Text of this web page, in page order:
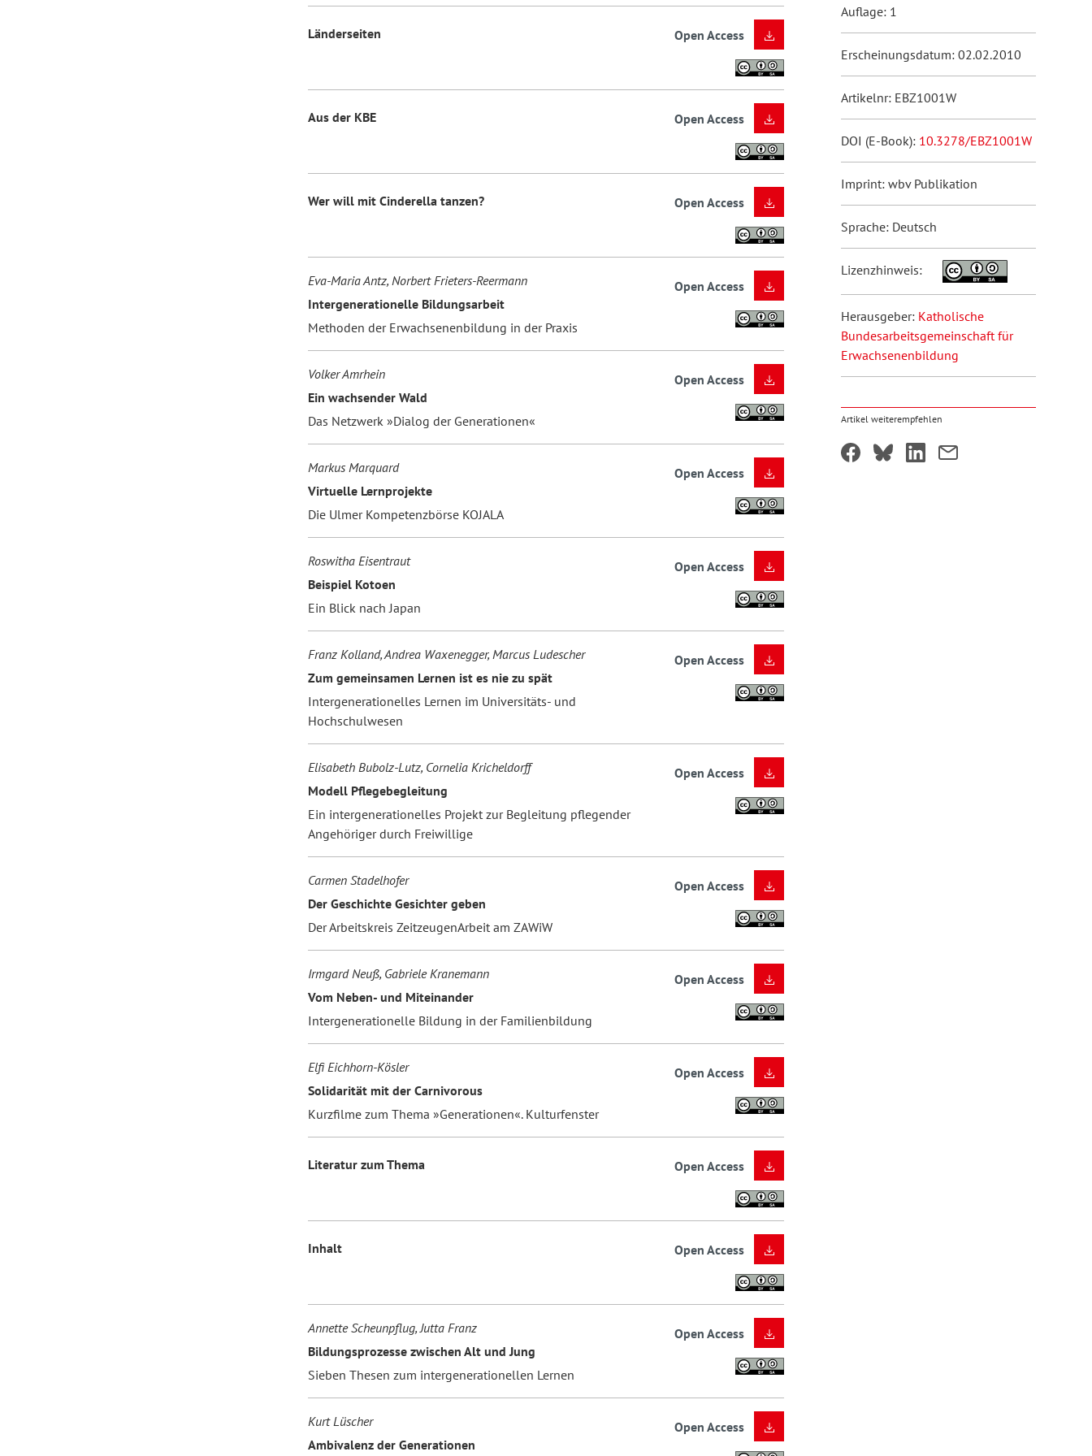
Länderseiten Open Access
Aus der KBE Open Access
Wer will mit Cinderella tanzen? Open Access
Eva-Maria Antz, Norbert Frieters-Reermann
Intergenerationelle Bildungsarbeit
Methoden der Erwachsenenbildung in der Praxis
Open Access
Volker Amrhein
Ein wachsender Wald
Das Netzwerk »Dialog der Generationen«
Open Access
Markus Marquard
Virtuelle Lernprojekte
Die Ulmer Kompetenzbörse KOJALA
Open Access
Roswitha Eisentraut
Beispiel Kotoen
Ein Blick nach Japan
Open Access
Franz Kolland, Andrea Waxenegger, Marcus Ludescher
Zum gemeinsamen Lernen ist es nie zu spät
Intergenerationelles Lernen im Universitäts- und
Hochschulwesen
Open Access
Elisabeth Bubolz-Lutz, Cornelia Kricheldorff
Modell Pflegebegleitung
Ein intergenerationelles Projekt zur Begleitung pflegender
Angehöriger durch Freiwillige
Open Access
Carmen Stadelhofer
Der Geschichte Gesichter geben
Der Arbeitskreis ZeitzeugenArbeit am ZAWiW
Open Access
Irmgard Neuß, Gabriele Kranemann
Vom Neben- und Miteinander
Intergenerationelle Bildung in der Familienbildung
Open Access
Elfi Eichhorn-Kösler
Solidarität mit der Carnivorous
Kurzfilme zum Thema »Generationen«. Kulturfenster
Open Access
Literatur zum Thema Open Access
Inhalt Open Access
Annette Scheunpflug, Jutta Franz
Bildungsprozesse zwischen Alt und Jung
Sieben Thesen zum intergenerationellen Lernen
Open Access
Kurt Lüscher
Ambivalenz der Generationen
Open Access
Auflage: 1
Erscheinungsdatum: 02.02.2010
Artikelnr: EBZ1001W
DOI (E-Book): 10.3278/EBZ1001W
Imprint: wbv Publikation
Sprache: Deutsch
Lizenzhinweis:
Herausgeber: Katholische
Bundesarbeitsgemeinschaft für
Erwachsenenbildung
Artikel weiterempfehlen